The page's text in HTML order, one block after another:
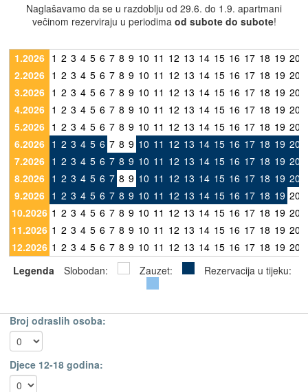
Naglašavamo da se u razdoblju od 29.6. do 1.9. apartmani
večinom rezerviraju u periodima od subote do subote!
1.2026 1 2 3 4 5 6 7 8 9 10 11 12 13 14 15 16 17 18 19 20
2.2026 1 2 3 4 5 6 7 8 9 10 11 12 13 14 15 16 17 18 19 20
3.2026 1 2 3 4 5 6 7 8 9 10 11 12 13 14 15 16 17 18 19 20
4.2026 1 2 3 4 5 6 7 8 9 10 11 12 13 14 15 16 17 18 19 20
5.2026 1 2 3 4 5 6 7 8 9 10 11 12 13 14 15 16 17 18 19 20
6.2026 1 2 3 4 5 6 7 8 9 10 11 12 13 14 15 16 17 18 19 20
7.2026 1 2 3 4 5 6 7 8 9 10 11 12 13 14 15 16 17 18 19 20
8.2026 1 2 3 4 5 6 7 8 9 10 11 12 13 14 15 16 17 18 19 20
9.2026 1 2 3 4 5 6 7 8 9 10 11 12 13 14 15 16 17 18 19 20
10.2026 1 2 3 4 5 6 7 8 9 10 11 12 13 14 15 16 17 18 19 20
11.2026 1 2 3 4 5 6 7 8 9 10 11 12 13 14 15 16 17 18 19 20
12.2026 1 2 3 4 5 6 7 8 9 10 11 12 13 14 15 16 17 18 19 20
Legenda
Slobodan: Zauzet: Rezervacija u tijeku:
Broj odraslih osoba:
Djece 12-18 godina: